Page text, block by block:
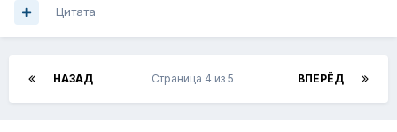
Цитата
НАЗАД ВПЕРЁД
Страница 4 из 5